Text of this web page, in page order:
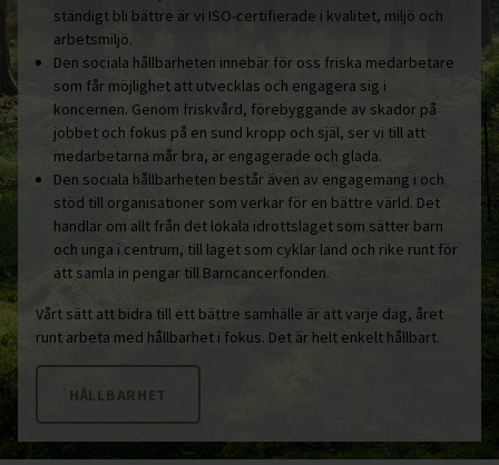
ständigt bli bättre är vi ISO-certifierade i kvalitet, miljö och
arbetsmiljö.
Den sociala hållbarheten innebär för oss friska medarbetare
som får möjlighet att utvecklas och engagera sig i
koncernen. Genom friskvård, förebyggande av skador på
jobbet och fokus på en sund kropp och själ, ser vi till att
medarbetarna mår bra, är engagerade och glada.
Den sociala hållbarheten består även av engagemang i och
stöd till organisationer som verkar för en bättre värld. Det
handlar om allt från det lokala idrottslaget som sätter barn
och unga i centrum, till laget som cyklar land och rike runt för
att samla in pengar till Barncancerfonden.
Vårt sätt att bidra till ett bättre samhälle är att varje dag, året
runt arbeta med hållbarhet i fokus. Det är helt enkelt hållbart.
HÅLLBARHET